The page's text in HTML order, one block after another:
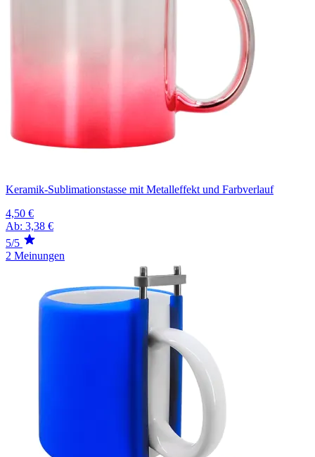
Keramik-Sublimationstasse mit Metalleffekt und Farbverlauf
4,50 €
Ab: 3,38 €
5/5
2 Meinungen